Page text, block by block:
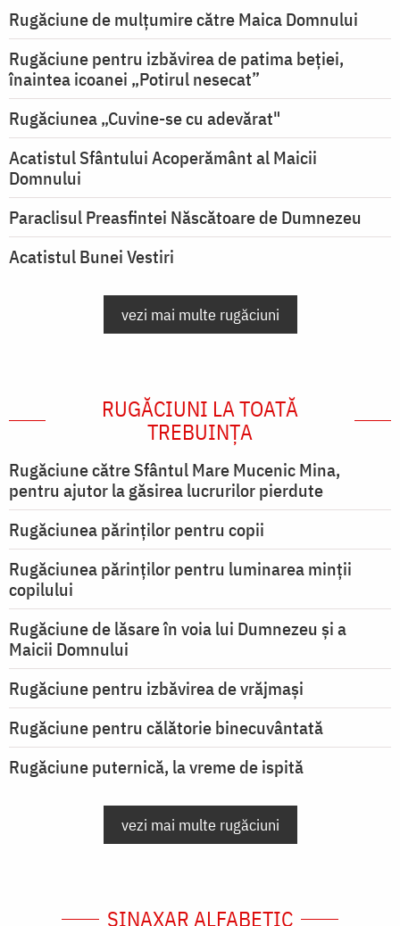
Rugăciune de mulţumire către Maica Domnului
Rugăciune pentru izbăvirea de patima beției,
înaintea icoanei „Potirul nesecat”
Rugăciunea „Cuvine-se cu adevărat"
Acatistul Sfântului Acoperământ al Maicii
Domnului
Paraclisul Preasfintei Născătoare de Dumnezeu
Acatistul Bunei Vestiri
vezi mai multe rugăciuni
RUGĂCIUNI LA TOATĂ
TREBUINȚA
Rugăciune către Sfântul Mare Mucenic Mina,
pentru ajutor la găsirea lucrurilor pierdute
Rugăciunea părinților pentru copii
Rugăciunea părinților pentru luminarea minţii
copilului
Rugăciune de lăsare în voia lui Dumnezeu şi a
Maicii Domnului
Rugăciune pentru izbăvirea de vrăjmași
Rugăciune pentru călătorie binecuvântată
Rugăciune puternică, la vreme de ispită
vezi mai multe rugăciuni
SINAXAR ALFABETIC